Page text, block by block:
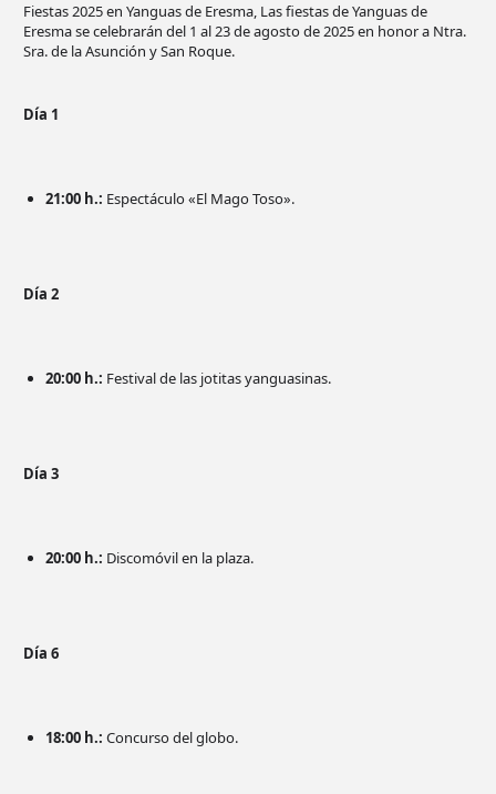
Fiestas 2025 en Yanguas de Eresma, Las fiestas de Yanguas de
Eresma se celebrarán del 1 al 23 de agosto de 2025 en honor a Ntra.
Sra. de la Asunción y San Roque.
Día 1
21:00 h.: Espectáculo «El Mago Toso».
Día 2
20:00 h.: Festival de las jotitas yanguasinas.
Día 3
20:00 h.: Discomóvil en la plaza.
Día 6
18:00 h.: Concurso del globo.